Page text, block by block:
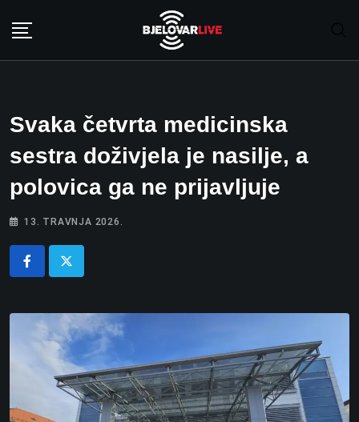
Svaka četvrta medicinska
sestra doživjela je nasilje, a
polovica ga ne prijavljuje
13. TRAVNJA 2026.